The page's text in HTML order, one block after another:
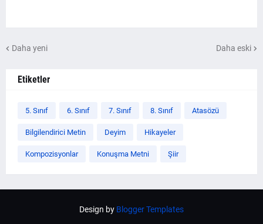
Daha yeni Daha eski
Etiketler
5. Sınıf 6. Sınıf 7. Sınıf 8. Sınıf Atasözü
Bilgilendirici Metin Deyim Hikayeler
Kompozisyonlar Konuşma Metni Şiir
Design by Blogger Templates